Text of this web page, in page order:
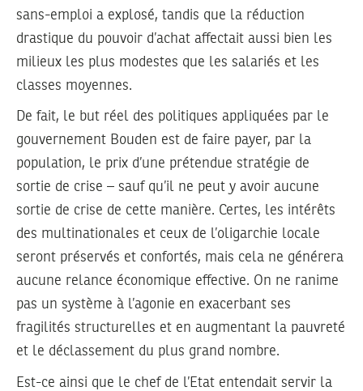
sans-emploi a explosé, tandis que la réduction
drastique du pouvoir d’achat affectait aussi bien les
milieux les plus modestes que les salariés et les
classes moyennes.
De fait, le but réel des politiques appliquées par le
gouvernement Bouden est de faire payer, par la
population, le prix d’une prétendue stratégie de
sortie de crise – sauf qu’il ne peut y avoir aucune
sortie de crise de cette manière. Certes, les intérêts
des multinationales et ceux de l’oligarchie locale
seront préservés et confortés, mais cela ne générera
aucune relance économique effective. On ne ranime
pas un système à l’agonie en exacerbant ses
fragilités structurelles et en augmentant la pauvreté
et le déclassement du plus grand nombre.
Est-ce ainsi que le chef de l’Etat entendait servir la